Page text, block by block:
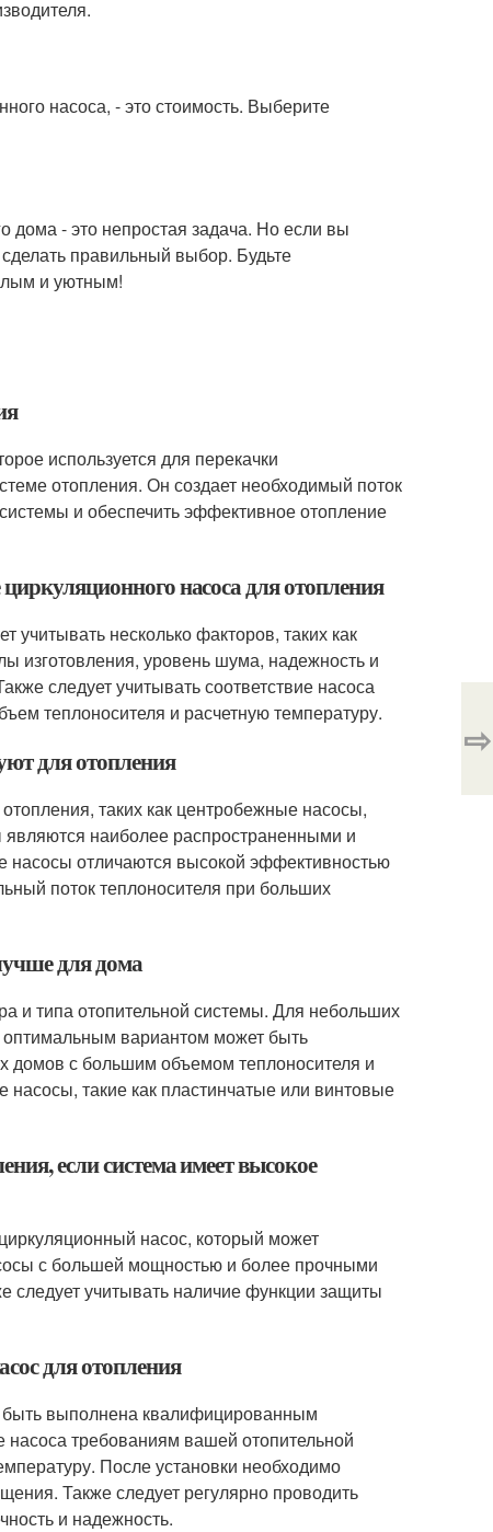
насоса, - это стоимость. Выберите
дома - это непростая задача. Но если вы
правильный выбор. Будьте
и уютным!
используется для перекачки
отопления. Он создает необходимый поток
и обеспечить эффективное отопление
насоса для отопления
учитывать несколько факторов, таких как
изготовления, уровень шума, надежность и
следует учитывать соответствие насоса
теплоносителя и расчетную температуру.
для отопления
таких как центробежные насосы,
наиболее распространенными и
насосы отличаются высокой эффективностью
поток теплоносителя при больших
для дома
и типа отопительной системы. Для небольших
вариантом может быть
с большим объемом теплоносителя и
такие как пластинчатые или винтовые
если система имеет высокое
насос, который может
с большей мощностью и более прочными
следует учитывать наличие функции защиты
для отопления
быть выполнена квалифицированным
насоса требованиям вашей отопительной
После установки необходимо
Также следует регулярно проводить
и надежность.
⇨